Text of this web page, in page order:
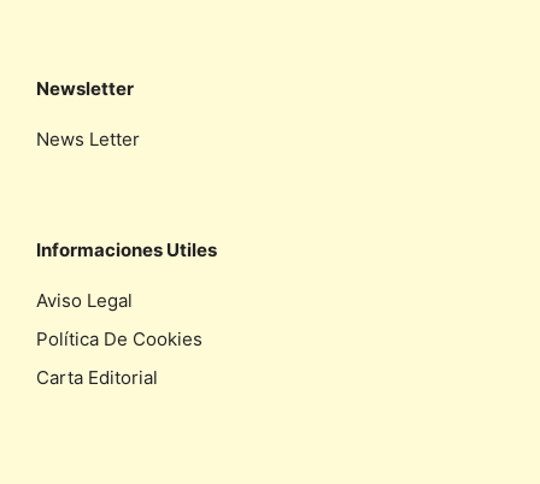
Newsletter
News Letter
Informaciones Utiles
Aviso Legal
Política De Cookies
Carta Editorial